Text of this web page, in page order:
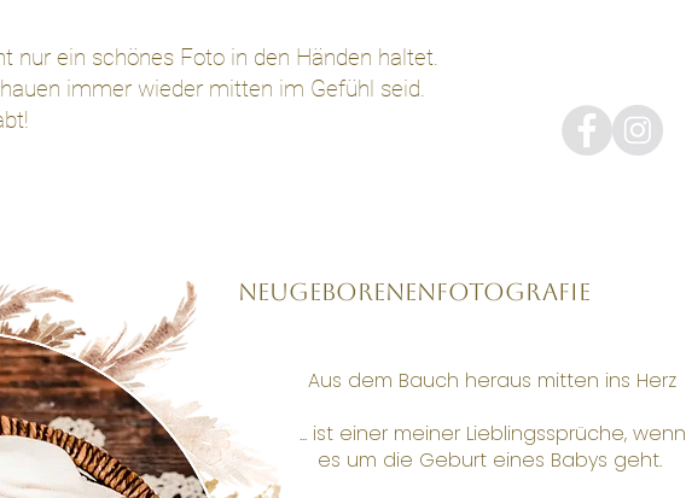
nur ein schönes Foto in den Händen haltet.
immer wieder mitten im Gefühl seid.
Neugeborenenfotografie
Aus dem Bauch heraus mitten ins Herz
... ist einer meiner Lieblingssprüche, wenn
es um die Geburt eines Babys geht.